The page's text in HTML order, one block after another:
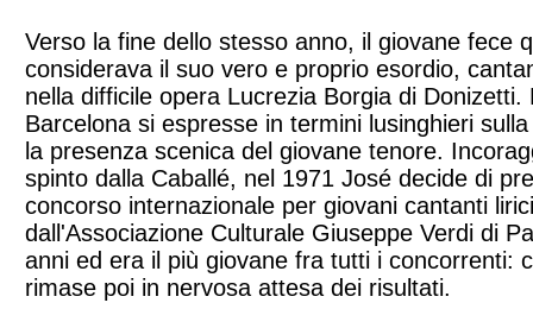
Verso la fine dello stesso anno, il giovane fece
considerava il suo vero e proprio esordio,
nella difficile opera Lucrezia Borgia di Donizetti.
Barcelona si espresse in termini lusinghieri
la presenza scenica del giovane tenore.
spinto dalla Caballé, nel 1971 José decide di
concorso internazionale per giovani cantanti
dall'Associazione Culturale Giuseppe Verdi di
anni ed era il più giovane fra tutti i concorrenti:
rimase poi in nervosa attesa dei risultati.